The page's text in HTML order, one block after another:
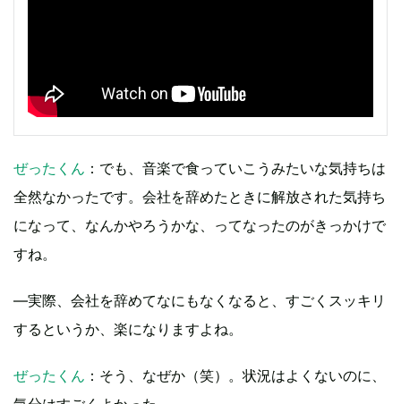
ぜったくん ：でも、音楽で食っていこうみたいな気持ちは
全然なかったです。会社を辞めたときに解放された気持ち
になって、なんかやろうかな、ってなったのがきっかけで
すね。
―実際、会社を辞めてなにもなくなると、すごくスッキリ
するというか、楽になりますよね。
ぜったくん ：そう、なぜか（笑）。状況はよくないのに、